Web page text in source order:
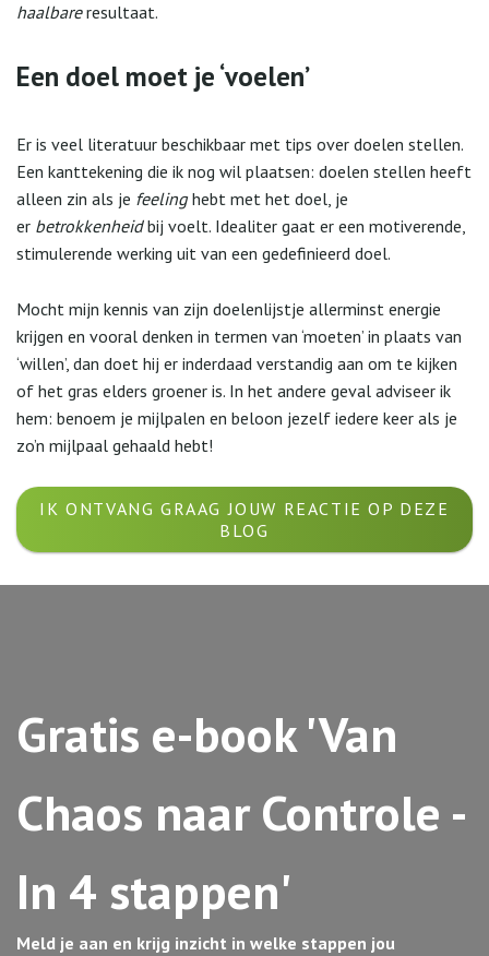
haalbareresultaat.
Een doel moet je ‘voelen’
Er is veel literatuur beschikbaar met tips over doelen stellen.
Een kanttekening die ik nog wil plaatsen: doelen stellen heeft
alleen zin als je feelinghebt met het doel, je
er betrokkenheidbij voelt. Idealiter gaat er een motiverende,
stimulerende werking uit van een gedefinieerd doel.
Mocht mijn kennis van zijn doelenlijstje allerminst energie
krijgen en vooral denken in termen van ‘moeten’ in plaats van
‘willen’, dan doet hij er inderdaad verstandig aan om te kijken
of het gras elders groener is. In het andere geval adviseer ik
hem: benoem je mijlpalen en beloon jezelf iedere keer als je
zo’n mijlpaal gehaald hebt!
IK ONTVANG GRAAG JOUW REACTIE OP DEZE
BLOG
Gratis e-book 'Van
Chaos naar Controle -
In 4 stappen'
Meld je aan en krijg inzicht in welke stappen jou